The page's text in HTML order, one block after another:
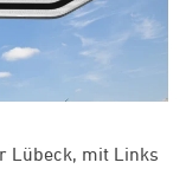
Lübeck, mit Links